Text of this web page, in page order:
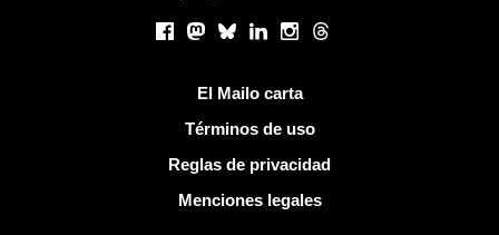
Facebook
Mastodon
BlueskyLinkedInInstagram
Threads
El Mailo carta
Términos de uso
Reglas de privacidad
Menciones legales